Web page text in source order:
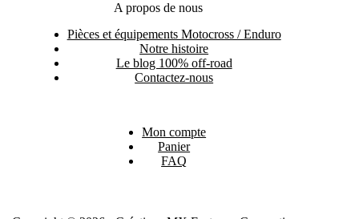
A propos de nous
Pièces et équipements Motocross / Enduro
Notre histoire
Le blog 100% off-road
Contactez-nous
Mon compte
Panier
FAQ